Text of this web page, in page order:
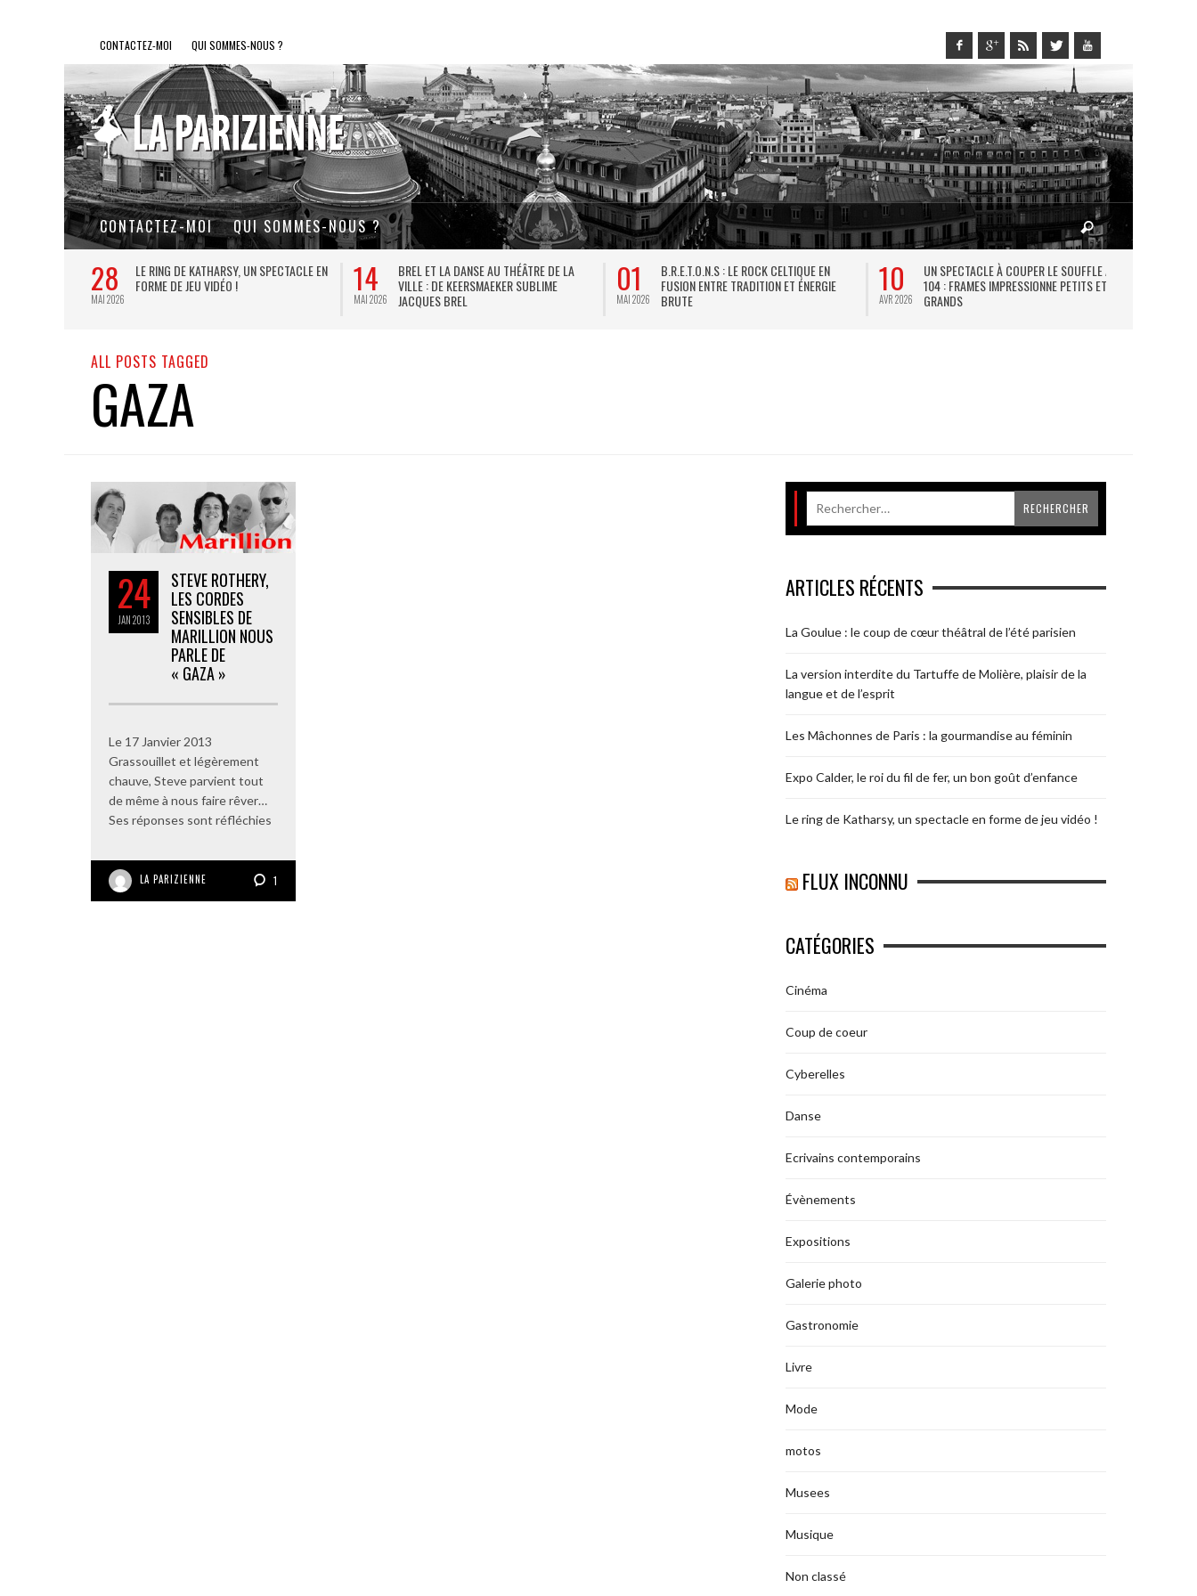
CONTACTEZ-MOI QUI SOMMES-NOUS ?
CONTACTEZ-MOI QUI SOMMES-NOUS ?
28
MAI 2026
LE RING DE KATHARSY, UN SPECTACLE EN
FORME DE JEU VIDÉO !
14
MAI 2026
BREL ET LA DANSE AU THÉÂTRE DE LA
VILLE : DE KEERSMAEKER SUBLIME
JACQUES BREL
01
MAI 2026
B.R.E.T.O.N.S : LE ROCK CELTIQUE EN
FUSION ENTRE TRADITION ET ÉNERGIE
BRUTE
10
AVR 2026
UN SPECTACLE À COUPER LE SOUFFLE AU
104 : FRAMES IMPRESSIONNE PETITS ET
GRANDS
ALL POSTS TAGGED
GAZA
24
JAN2013
STEVE ROTHERY,
LES CORDES
SENSIBLES DE
MARILLION NOUS
PARLE DE
« GAZA »
Le 17 Janvier 2013
Grassouillet et légèrement
chauve, Steve parvient tout
de même à nous faire rêver…
Ses réponses sont réfléchies
LA PARIZIENNE 1
ARTICLES RÉCENTS
La Goulue : le coup de cœur théâtral de l’été parisien
La version interdite du Tartuffe de Molière, plaisir de la
langue et de l’esprit
Les Mâchonnes de Paris : la gourmandise au féminin
Expo Calder, le roi du fil de fer, un bon goût d’enfance
Le ring de Katharsy, un spectacle en forme de jeu vidéo !
FLUX INCONNU
CATÉGORIES
Cinéma
Coup de coeur
Cyberelles
Danse
Ecrivains contemporains
Évènements
Expositions
Galerie photo
Gastronomie
Livre
Mode
motos
Musees
Musique
Non classé